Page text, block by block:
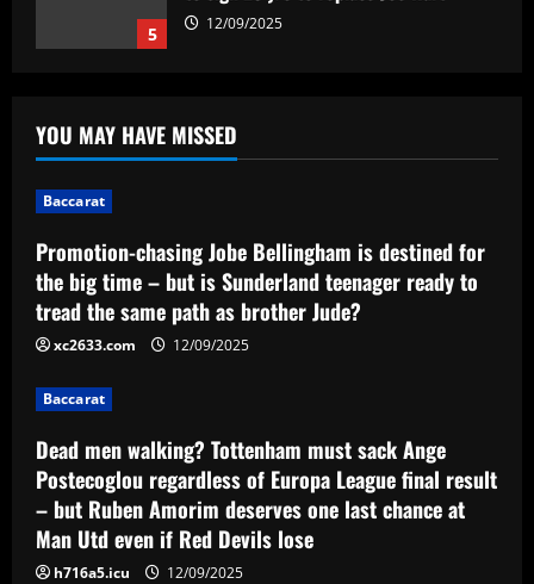
5 12/09/2025
destined for the big time – but is
Sunderland teenager ready to tread the
2
Dead men walking? Tottenham must
sack Ange Postecoglou regardless of
Europa League final result – but Ruben
Amorim deserves one last chance at
Man Utd even if Red Devils lose
3
manter fase espetacular atuando em
casa
12/09/2025
Baccarat
Bid ready: Celtic to make move for
YOU MAY HAVE MISSED
Baccarat
Promotion-chasing Jobe Bellingham is destined for
the big time – but is Sunderland teenager ready to
tread the same path as brother Jude?
xc2633.com 12/09/2025
Baccarat
Dead men walking? Tottenham must sack Ange
Postecoglou regardless of Europa League final result
– but Ruben Amorim deserves one last chance at
Man Utd even if Red Devils lose
h716a5.icu 12/09/2025